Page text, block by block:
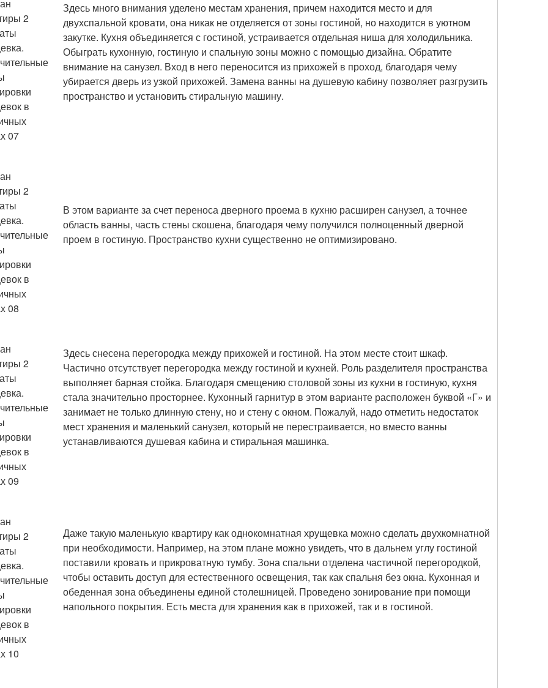
Здесь много внимания уделено местам хранения, причем находится место и для
двухспальной кровати, она никак не отделяется от зоны гостиной, но находится в уютном
закутке. Кухня объединяется с гостиной, устраивается отдельная ниша для холодильника.
Обыграть кухонную, гостиную и спальную зоны можно с помощью дизайна. Обратите
внимание на санузел. Вход в него переносится из прихожей в проход, благодаря чему
убирается дверь из узкой прихожей. Замена ванны на душевую кабину позволяет разгрузить
пространство и установить стиральную машину.
В этом варианте за счет переноса дверного проема в кухню расширен санузел, а точнее
область ванны, часть стены скошена, благодаря чему получился полноценный дверной
проем в гостиную. Пространство кухни существенно не оптимизировано.
Здесь снесена перегородка между прихожей и гостиной. На этом месте стоит шкаф.
Частично отсутствует перегородка между гостиной и кухней. Роль разделителя пространства
выполняет барная стойка. Благодаря смещению столовой зоны из кухни в гостиную, кухня
стала значительно просторнее. Кухонный гарнитур в этом варианте расположен буквой «Г» и
занимает не только длинную стену, но и стену с окном. Пожалуй, надо отметить недостаток
мест хранения и маленький санузел, который не перестраивается, но вместо ванны
устанавливаются душевая кабина и стиральная машинка.
Даже такую маленькую квартиру как однокомнатная хрущевка можно сделать двухкомнатной
при необходимости. Например, на этом плане можно увидеть, что в дальнем углу гостиной
поставили кровать и прикроватную тумбу. Зона спальни отделена частичной перегородкой,
чтобы оставить доступ для естественного освещения, так как спальня без окна. Кухонная и
обеденная зона объединены единой столешницей. Проведено зонирование при помощи
напольного покрытия. Есть места для хранения как в прихожей, так и в гостиной.